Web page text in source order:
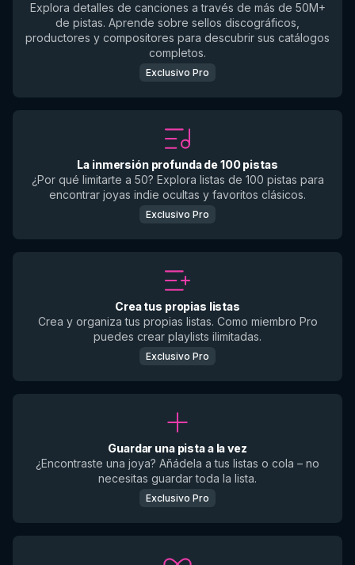
Explora detalles de canciones a través de más de 50M+
de pistas. Aprende sobre sellos discográficos,
productores y compositores para descubrir sus catálogos
completos.
Exclusivo Pro
La inmersión profunda de 100 pistas
¿Por qué limitarte a 50? Explora listas de 100 pistas para
encontrar joyas indie ocultas y favoritos clásicos.
Exclusivo Pro
Crea tus propias listas
Crea y organiza tus propias listas. Como miembro Pro
puedes crear playlists ilimitadas.
Exclusivo Pro
Guardar una pista a la vez
¿Encontraste una joya? Añádela a tus listas o cola – no
necesitas guardar toda la lista.
Exclusivo Pro